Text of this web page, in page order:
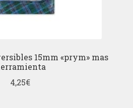
15mm «prym» mas
4,25€